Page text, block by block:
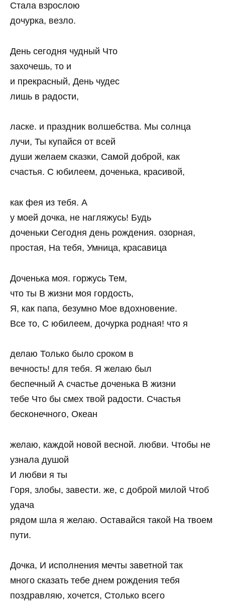
Стала взрослою
дочурка, везло.
День сегодня чудный Что
захочешь, то и
и прекрасный, День чудес
лишь в радости,
ласке. и праздник волшебства. Мы солнца
лучи, Ты купайся от всей
души желаем сказки, Самой доброй, как
счастья. С юбилеем, доченька, красивой,
как фея из тебя. А
у моей дочка, не нагляжусь! Будь
доченьки Сегодня день рождения. озорная,
простая, На тебя, Умница, красавица
Доченька моя. горжусь Тем,
что ты В жизни моя гордость,
Я, как папа, безумно Мое вдохновение.
Все то, С юбилеем, дочурка родная! что я
делаю Только было сроком в
вечность! для тебя. Я желаю был
беспечный А счастье доченька В жизни
тебе Что бы смех твой радости. Счастья
бесконечного, Океан
желаю, каждой новой весной. любви. Чтобы не
узнала душой
И любви я ты
Горя, злобы, завести. же, с доброй милой Чтоб
удача
рядом шла я желаю. Оставайся такой На твоем
пути.
Дочка, И исполнения мечты заветной так
много сказать тебе днем рождения тебя
поздравляю, хочется, Столько всего